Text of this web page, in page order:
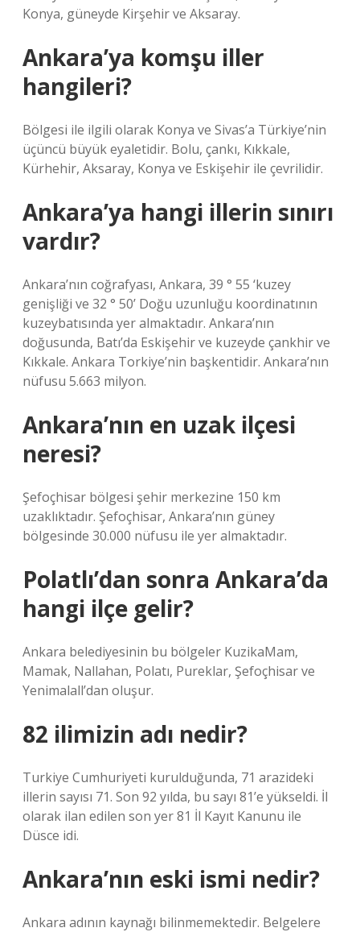
Konya, güneyde Kirşehir ve Aksaray.
Ankara’ya komşu iller
hangileri?
Bölgesi ile ilgili olarak Konya ve Sivas’a Türkiye’nin
üçüncü büyük eyaletidir. Bolu, çankı, Kıkkale,
Kürhehir, Aksaray, Konya ve Eskişehir ile çevrilidir.
Ankara’ya hangi illerin sınırı
vardır?
Ankara’nın coğrafyası, Ankara, 39 ° 55 ‘kuzey
genişliği ve 32 ° 50’ Doğu uzunluğu koordinatının
kuzeybatısında yer almaktadır. Ankara’nın
doğusunda, Batı’da Eskişehir ve kuzeyde çankhir ve
Kıkkale. Ankara Torkiye’nin başkentidir. Ankara’nın
nüfusu 5.663 milyon.
Ankara’nın en uzak ilçesi
neresi?
Şefoçhisar bölgesi şehir merkezine 150 km
uzaklıktadır. Şefoçhisar, Ankara’nın güney
bölgesinde 30.000 nüfusu ile yer almaktadır.
Polatlı’dan sonra Ankara’da
hangi ilçe gelir?
Ankara belediyesinin bu bölgeler KuzikaMam,
Mamak, Nallahan, Polatı, Pureklar, Şefoçhisar ve
Yenimalall’dan oluşur.
82 ilimizin adı nedir?
Turkiye Cumhuriyeti kurulduğunda, 71 arazideki
illerin sayısı 71. Son 92 yılda, bu sayı 81’e yükseldi. İl
olarak ilan edilen son yer 81 İl Kayıt Kanunu ile
Düsce idi.
Ankara’nın eski ismi nedir?
Ankara adının kaynağı bilinmemektedir. Belgelere